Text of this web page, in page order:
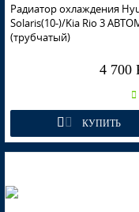
MZH - PHANTOM
MZH - PHANTOM
R9A - VITAMIN C
Радиатор охлаждения
Solaris(10-)/Kia Rio 3
(трубчатый)
4 700
КУПИТЬ